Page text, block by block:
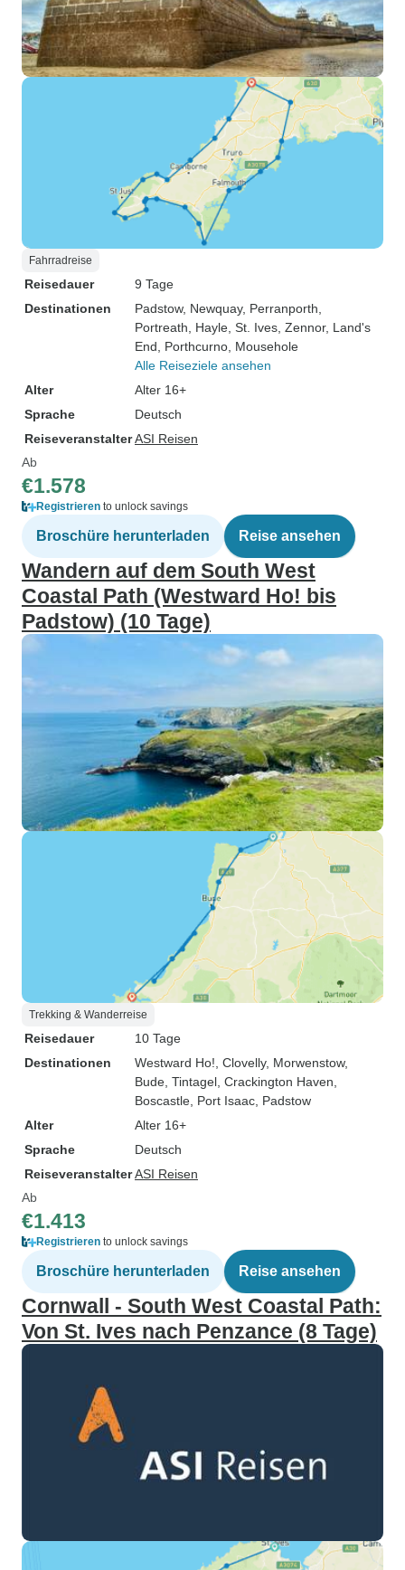
Fahrradreise
Reisedauer
9 Tage
Destinationen
Padstow, Newquay, Perranporth
Portreath , Hayle , St. Ives , Zennor, Land's
End , Porthcurno , Mousehole
Alle Reiseziele ansehen
Alter
Alter 16+
Sprache
Deutsch
ReiseveranstalterASI Reisen
Ab
€1.578
Registrieren to unlock savings
Broschüre herunterladen Reise ansehen
Wandern auf dem South West
Coastal Path (Westward Ho! bis
Padstow) (10 Tage)
Trekking & Wanderreise
Reisedauer
10 Tage
Destinationen
Westward Ho! , Clovelly, Morwenstow,
Bude , Tintagel , Crackington Haven
Boscastle , Port Isaac , Padstow
Alter
Alter 16+
Sprache
Deutsch
ReiseveranstalterASI Reisen
Ab
€1.413
Registrieren to unlock savings
Broschüre herunterladen Reise ansehen
Cornwall - South West Coastal Path:
Von St. Ives nach Penzance (8 Tage)